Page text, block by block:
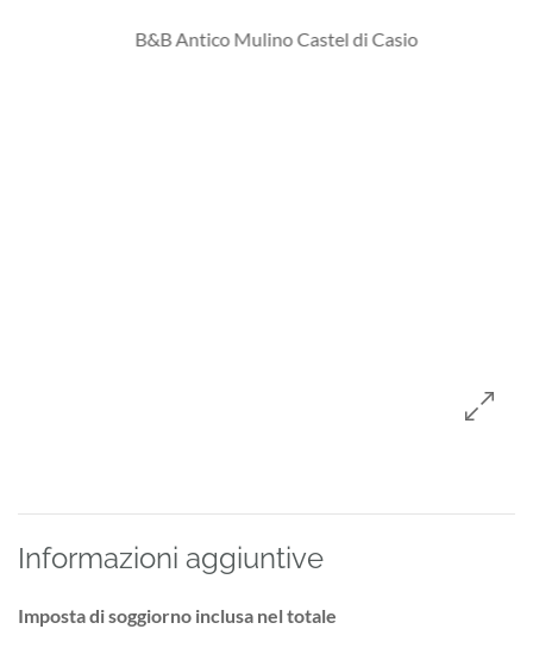
Informazioni aggiuntive
Imposta di soggiorno inclusa nel totale